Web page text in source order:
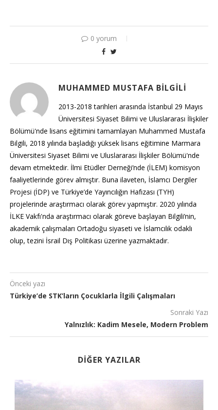
0 yorum
MUHAMMED MUSTAFA BILGILI
2013-2018 tarihleri arasında İstanbul 29 Mayıs
Üniversitesi Siyaset Bilimi ve Uluslararası İlişkiler
Bölümü'nde lisans eğitimini tamamlayan Muhammed Mustafa
Bilgili, 2018 yılında başladığı yüksek lisans eğitimine Marmara
Üniversitesi Siyaset Bilimi ve Uluslararası İlişkiler Bölümü'nde
devam etmektedir. İlmi Etüdler Derneği’nde (İLEM) komisyon
faaliyetlerinde görev almıştır. Buna ilaveten, İslamcı Dergiler
Projesi (İDP) ve Türkiye’de Yayıncılığın Hafızası (TYH)
projelerinde araştırmacı olarak görev yapmıştır. 2020 yılında
İLKE Vakfı'nda araştırmacı olarak göreve başlayan Bilgili’nin,
akademik çalışmaları Ortadoğu siyaseti ve İslamcılık odaklı
olup, tezini İsrail Dış Politikası üzerine yazmaktadır.
Önceki yazı
Türkiye’de STK’ların Çocuklarla İlgili Çalışmaları
Sonraki Yazı
Yalnızlık: Kadim Mesele, Modern Problem
DIĞER YAZILAR